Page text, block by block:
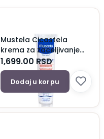
Mustela Cicastela
krema za zaceljivanje
40ml
1,699.00 RSD
Dodaj u korpu